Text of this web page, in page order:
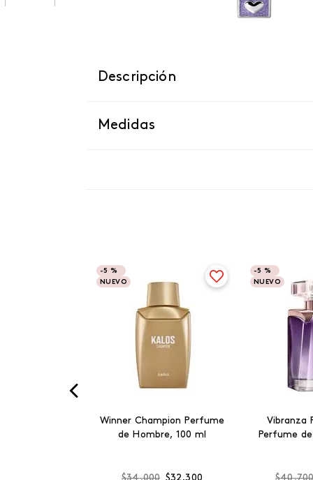
Descripción
Medidas
-5 %
NUEVO
Winner Champion Perfume
de Hombre, 100 ml
-5 %
NUEVO
Vibranza
Perfume